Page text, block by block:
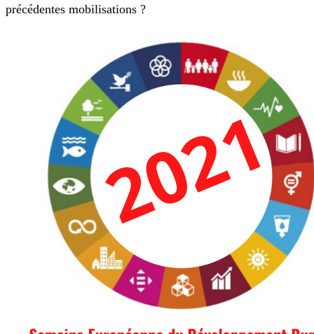
précédentes mobilisations ?